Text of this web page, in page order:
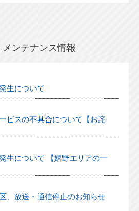
メンテナンス情報
生について
ビスの不具合について【お詫
生について 【嬉野エリアの一
、放送・通信停止のお知らせ